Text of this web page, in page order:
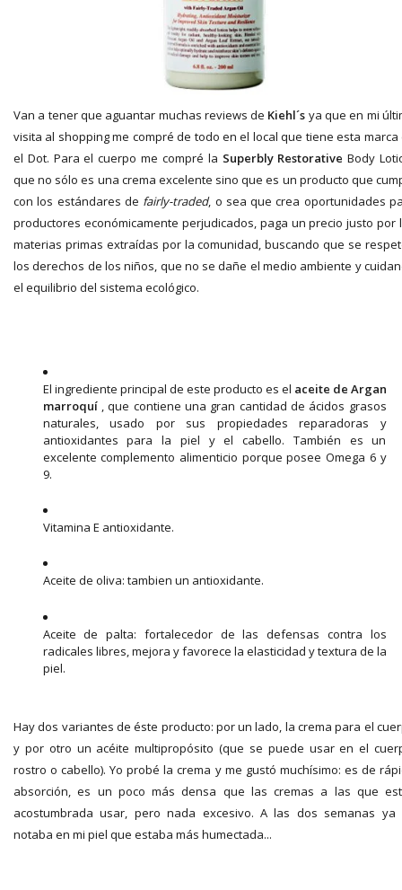
Van a tener que aguantar muchas reviews de Kiehl´s ya que en mi
visita al shopping me compré de todo en el local que tiene esta marca
el Dot. Para el cuerpo me compré la Superbly RestorativeBody
que no sólo es una crema excelente sino que es un producto que
con los estándares de fairly-traded, o sea que crea oportunidades
productores económicamente perjudicados, paga un precio justo por
materias primas extraídas por la comunidad, buscando que se
los derechos de los niños, que no se dañe el medio ambiente y
el equilibrio del sistema ecológico.
El ingrediente principal de este producto es el aceite de Argan
marroquí, que contiene una gran cantidad de ácidos grasos
naturales, usado por sus propiedades reparadoras y
antioxidantes para la piel y el cabello. También es un
excelente complemento alimenticio porque posee Omega 6 y
9.
Vitamina E antioxidante.
Aceite de oliva: tambien un antioxidante.
Aceite de palta: fortalecedor de las defensas contra los
radicales libres, mejora y favorece la elasticidad y textura de la
piel.
Hay dos variantes de éste producto: por un lado, la crema para el
y por otro un acéite multipropósito (que se puede usar en el
rostro o cabello). Yo probé la crema y me gustó muchísimo: es de
absorción, es un poco más densa que las cremas a las que
acostumbrada usar, pero nada excesivo. A las dos semanas ya
notaba en mi piel que estaba más humectada...